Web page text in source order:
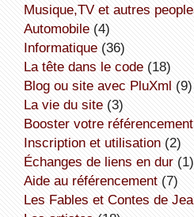
Musique,TV et autres
Automobile(4)
informatique(36)
la tête dans le code(18)
Blog ou site avec PluXml (9)
la vie du site(3)
booster votre référencement
inscription et utilisation(2)
échanges de liens en dur(1)
aide au référencement(7)
Les Fables et Contes de